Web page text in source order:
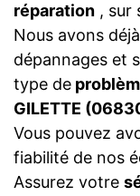
réparation , sur
Nous avons
dépannages et
type de
GILETTE
Vous pouvez
fiabilité de nos
Assurez votre